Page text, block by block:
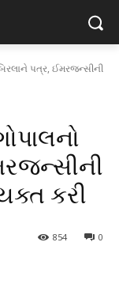
પત્ર, ઈમરજન્સીની
કરી
0
854